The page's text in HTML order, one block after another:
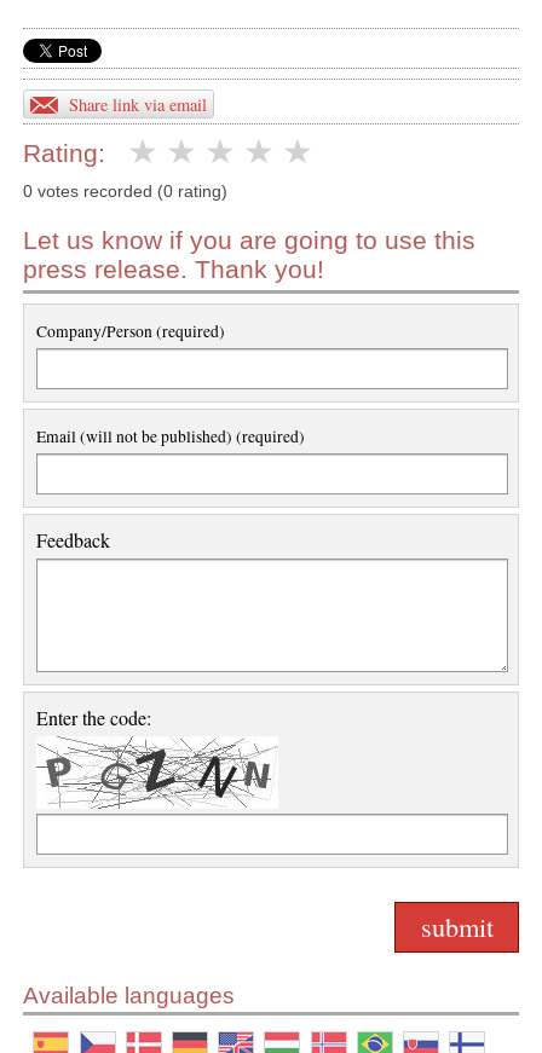
Share link via email
Rating:
0 votes recorded (0 rating)
Let us know if you are going to use this
press release. Thank you!
Company/Person (required)
Email (will not be published) (required)
Feedback
Enter the code:
Available languages